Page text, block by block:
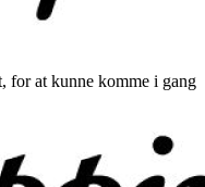
for at kunne komme i gang